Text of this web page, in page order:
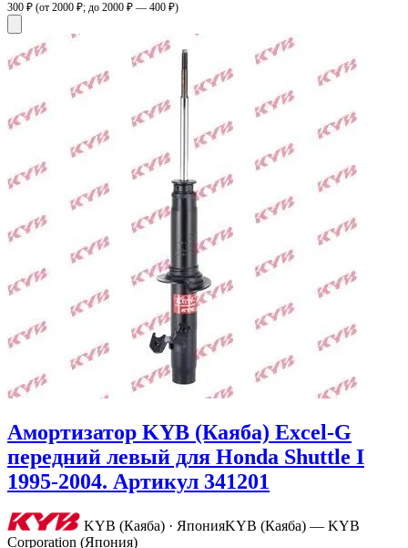
300 ₽ (от 2000 ₽; до 2000 ₽ — 400 ₽)
Амортизатор KYB (Каяба) Excel-G
передний левый для Honda Shuttle I
1995-2004. Артикул 341201
KYB (Каяба) · ЯпонияKYB (Каяба) — KYB
Corporation (Япония)